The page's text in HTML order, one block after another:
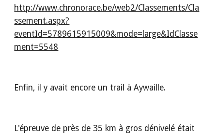
http://www.chronorace.be/web2/Classements/Cla
ssement.aspx?
eventId=5789615915009&mode=large&IdClasse
ment=5548
Enfin, il y avait encore un trail à Aywaille.
L'épreuve de près de 35 km à gros dénivelé était